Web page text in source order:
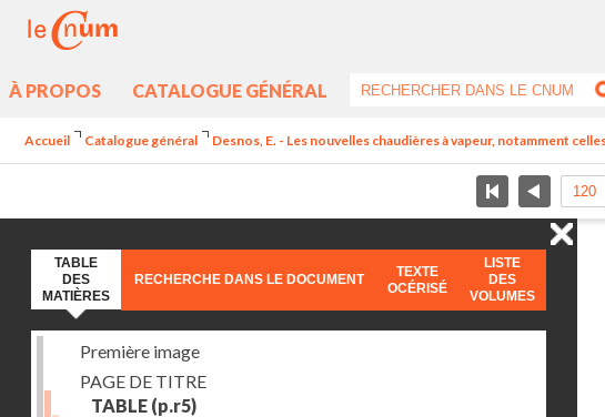
À PROPOS CATALOGUE GÉNÉRAL
Accueil Catalogue général Desnos, E. - Les nouvelles chaudières à vapeur, notamment
TABLE
DES
MATIÈRES
RECHERCHE DANS LE DOCUMENT
TEXTE
OCÉRISÉ
LISTE
DES
VOLUMES
Première image
PAGE DE TITRE
TABLE (p.r5)